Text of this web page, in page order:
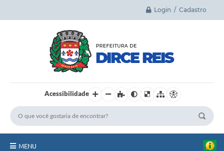
Login / Cadastro
Acessibilidade
MENU